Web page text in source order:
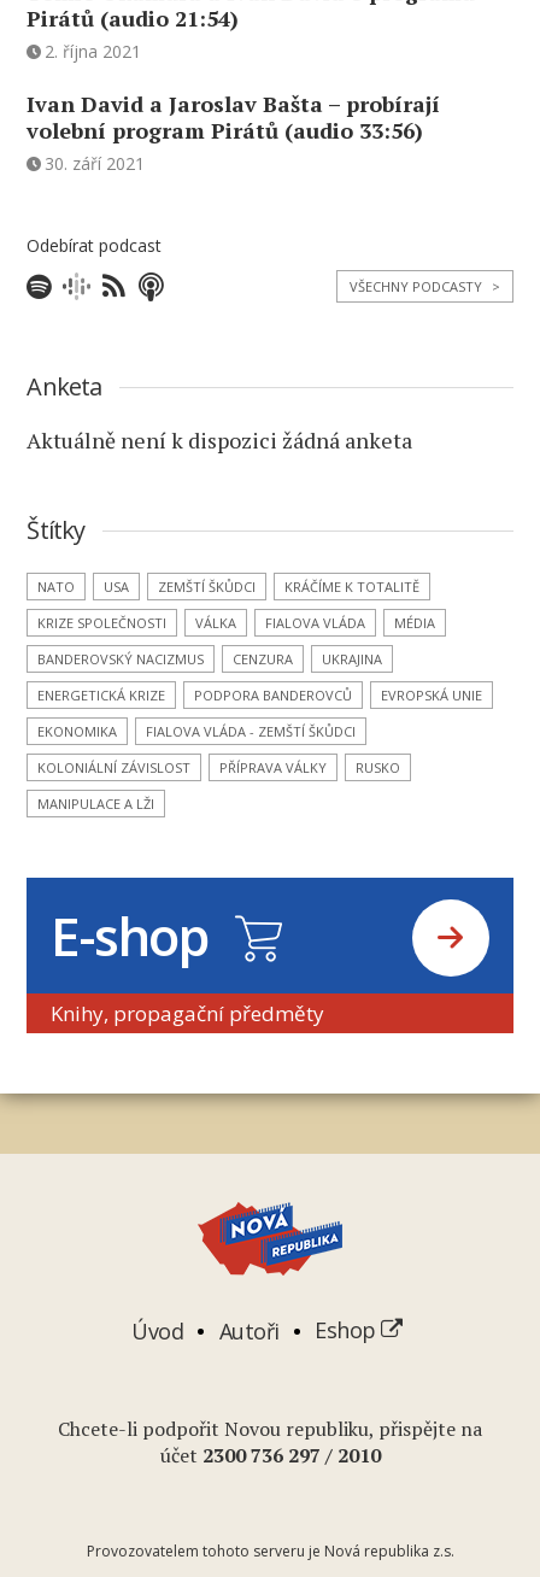
Pirátů (audio 21:54)
2. října 2021
Ivan David a Jaroslav Bašta – probírají
volební program Pirátů (audio 33:56)
30. září 2021
Odebírat podcast
VŠECHNY PODCASTY >
Anketa
Aktuálně není k dispozici žádná anketa
Štítky
NATO USA ZEMŠTÍ ŠKŮDCI
KRÁČÍME K TOTALITĚ
KRIZE SPOLEČNOSTI
VÁLKA FIALOVA VLÁDA
MÉDIA
BANDEROVSKÝ NACIZMUS
CENZURA
UKRAJINA
ENERGETICKÁ KRIZE
PODPORA BANDEROVCŮ
EVROPSKÁ UNIE
EKONOMIKA
FIALOVA VLÁDA - ZEMŠTÍ ŠKŮDCI
KOLONIÁLNÍ ZÁVISLOST
PŘÍPRAVA VÁLKY
RUSKO
MANIPULACE A LŽI
E-shop
Knihy, propagační předměty
Úvod Autoři Eshop
Chcete-li podpořit Novou republiku, přispějte na
účet 2300 736 297 / 2010
Provozovatelem tohoto serveru je Nová republika z.s.